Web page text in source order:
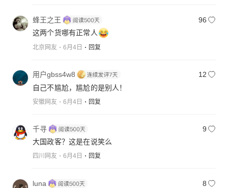
蜂王之王
96
这两个货哪有正常人
北京网友 6月4日 回复
用户gbss4w8
12
自己不尴尬，尴尬的是别人！
安徽网友 6月4日 回复
千寻
9
大国政客？这是在说笑么
四川网友 6月4日 回复
luna
8